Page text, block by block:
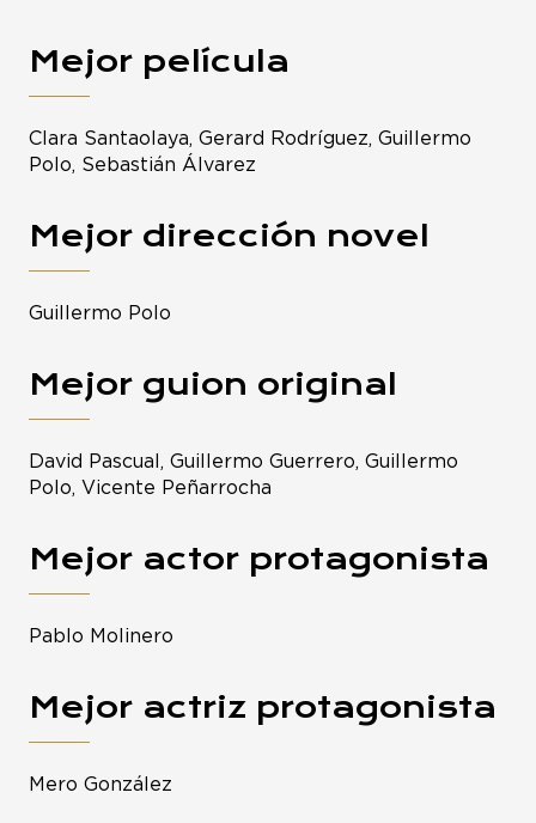
Mejor película
Clara Santaolaya, Gerard Rodríguez, Guillermo
Polo, Sebastián Álvarez
Mejor dirección novel
Guillermo Polo
Mejor guion original
David Pascual, Guillermo Guerrero, Guillermo
Polo, Vicente Peñarrocha
Mejor actor protagonista
Pablo Molinero
Mejor actriz protagonista
Mero González